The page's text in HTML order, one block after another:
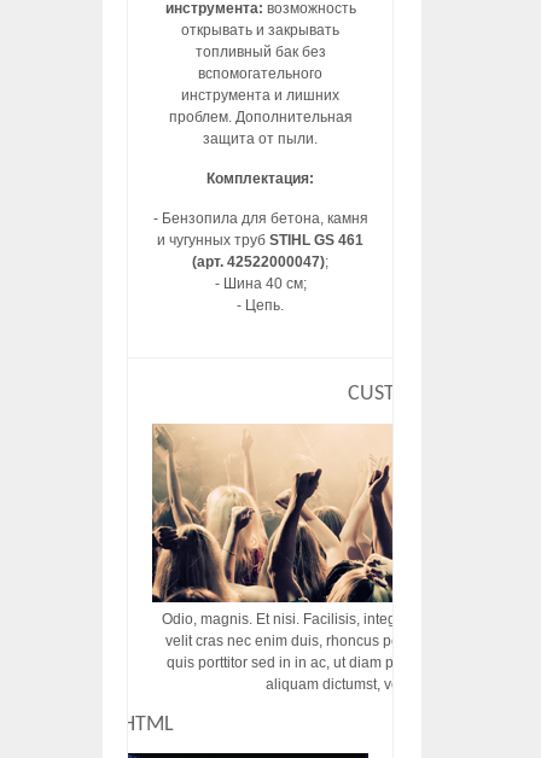
инструмента: возможность
открывать и закрывать
топливный бак без
вспомогательного
инструмента и лишних
проблем. Дополнительная
защита от пыли.
Комплектация:
- Бензопила для бетона, камня
и чугунных трубSTIHL GS 461
(арт. 42522000047);
- Шина 40 см;
- Цепь.
CUSTOM HTML
Odio, magnis. Et nisi. Facilisis, integer! Risus augue! Non
velit cras nec enim duis, rhoncus porttitor ac vut rhoncus
quis porttitor sed in in ac, ut diam porttitor odio nunc
aliquam dictumst, vel amet tincidunt
CUSTOM HTML